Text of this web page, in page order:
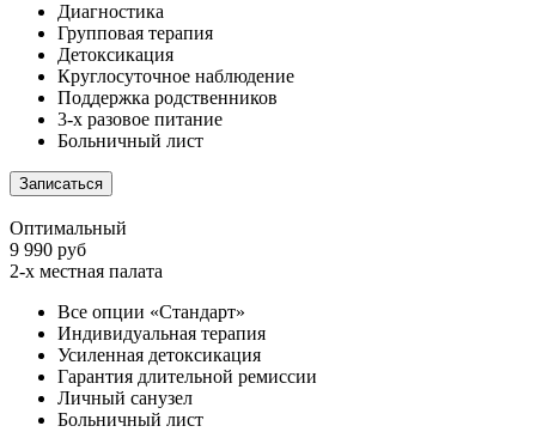
Диагностика
Групповая терапия
Детоксикация
Круглосуточное наблюдение
Поддержка родственников
3-х разовое питание
Больничный лист
Записаться
Оптимальный
9 990 руб
2-х местная палата
Все опции «Стандарт»
Индивидуальная терапия
Усиленная детоксикация
Гарантия длительной ремиссии
Личный санузел
Больничный лист